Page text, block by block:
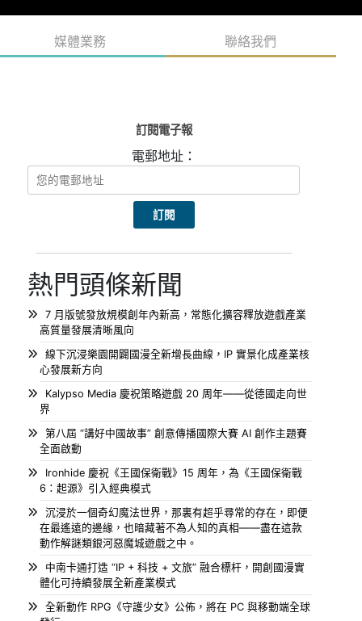
媒體業務 聯絡我們
訂閱電子報
電郵地址：
熱門頭條新聞
7 月版號發放規模創年內新高，常態化擴容釋放遊戲產業
高質量發展清晰風向
線下沉浸樂園開闢國漫全新增長曲線，IP 實景化成產業核
心發展新方向
Kalypso Media 慶祝策略遊戲 20 周年——從德國走向世
界
第八屆 “講好中國故事” 創意傳播國際大賽 AI 創作主題賽
全面啟動
Ironhide 慶祝《王國保衛戰》15 周年，為《王國保衛戰
6：起源》引入經典模式
沉浸於一個奇幻魔法世界，那裏有超乎尋常的存在，即便
在最遙遠的邊緣，也暗藏著不為人知的真相——盡在這款
動作解謎類銀河惡魔城遊戲之中。
中南卡通打造 “IP + 科技 + 文旅” 融合標杆，開創國漫實
體化可持續發展全新產業模式
全新動作 RPG《守護少女》公佈，將在 PC 與移動端全球